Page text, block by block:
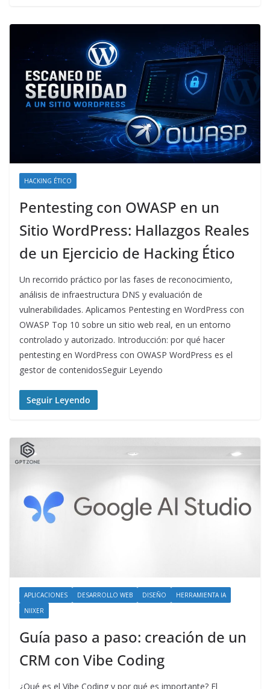
HACKING ÉTICO
Pentesting con OWASP en un
Sitio WordPress: Hallazgos Reales
de un Ejercicio de Hacking Ético
Un recorrido práctico por las fases de reconocimiento,
análisis de infraestructura DNS y evaluación de
vulnerabilidades. Aplicamos Pentesting en WordPress con
OWASP Top 10 sobre un sitio web real, en un entorno
controlado y autorizado. Introducción: por qué hacer
pentesting en WordPress con OWASP WordPress es el
gestor de contenidosSeguir Leyendo
Seguir Leyendo
APLICACIONES DESARROLLO WEB DISEÑO
HERRAMIENTA IA
NIIXER
Guía paso a paso: creación de un
CRM con Vibe Coding
¿Qué es el Vibe Coding y por qué es importante? El